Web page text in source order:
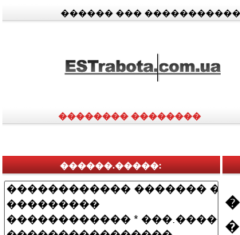
������ ��� �����������
�������� ��������
������.�����: